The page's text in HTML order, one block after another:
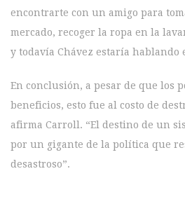
encontrarte con un amigo para
mercado, recoger la ropa en la
y todavía Chávez estaría hablando
En conclusión, a pesar de que los
beneficios, esto fue al costo de
afirma Carroll. “El destino de un
por un gigante de la política que
desastroso”.